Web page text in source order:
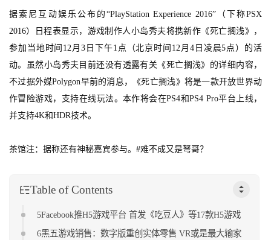
游
戏
业
界
手
游
戏
单
游
戏
据索尼互动娱乐公布的“PlayStation Experience 2016”（下称PSX
2016）日程表显示，游戏制作人小岛秀夫将携新作《死亡搁浅》，
参加当地时间12月3日下午1点（北京时间12月4日凌晨5点）的活
动。虽然小岛秀夫目前还没有透露有关《死亡搁浅》的详细内容，
不过据外媒Polygon早前的消息，《死亡搁浅》将是一款开放世界动
作冒险游戏，支持在线玩法。本作将会在PS4和PS4 Pro平台上线，
并支持4K和HDR技术。
茶馆注：据称还有神秘嘉宾参与。#难不成又是弩哥？
Table of Contents
5Facebook推H5游戏平台 首发《吃豆人》等17款H5游戏
6黑五游戏销售：数字版重创实体零售 VR或是最大输家